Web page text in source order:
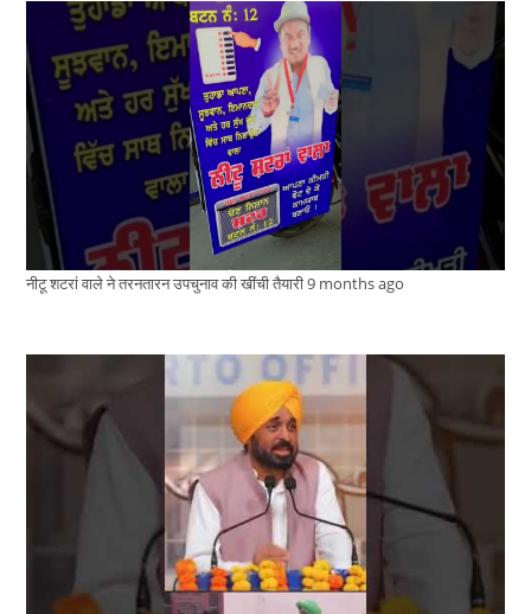
नीटू शटरां वाले ने तरनतारन उपचुनाव की खींची तैयारी9 months ago